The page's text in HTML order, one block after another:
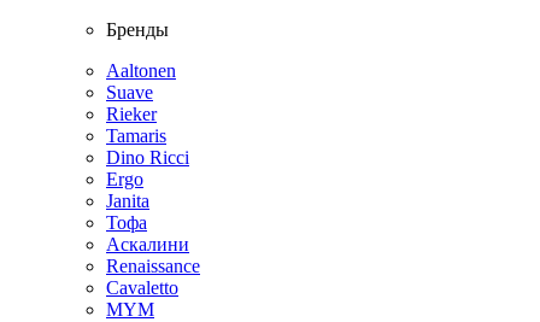
Бренды
Aaltonen
Suave
Rieker
Tamaris
Dino Ricci
Ergo
Janita
Тофа
Аскалини
Renaissance
Cavaletto
MYM